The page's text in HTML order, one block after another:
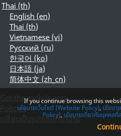
Thai ‎(th)‎
English ‎(en)‎
Thai ‎(th)‎
Vietnamese ‎(vi)‎
Русский ‎(ru)‎
한국어 ‎(ko)‎
日本語 ‎(ja)‎
简体中文 ‎(zh_cn)‎
Get the mobile app
Policies
เปลี่ยนเป็นรูปแบบมาตรฐาน
If you continue browsing this
นโยบายเว็บไซต์ (Website Policy) นโยบา
Policy) นโยบายเกี่ยวกับบุคคล